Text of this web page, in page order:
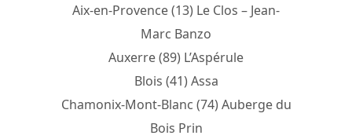
Aix-en-Provence (13) Le Clos – Jean-
Marc Banzo
Auxerre (89) L’Aspérule
Blois (41) Assa
Chamonix-Mont-Blanc (74) Auberge du
Bois Prin